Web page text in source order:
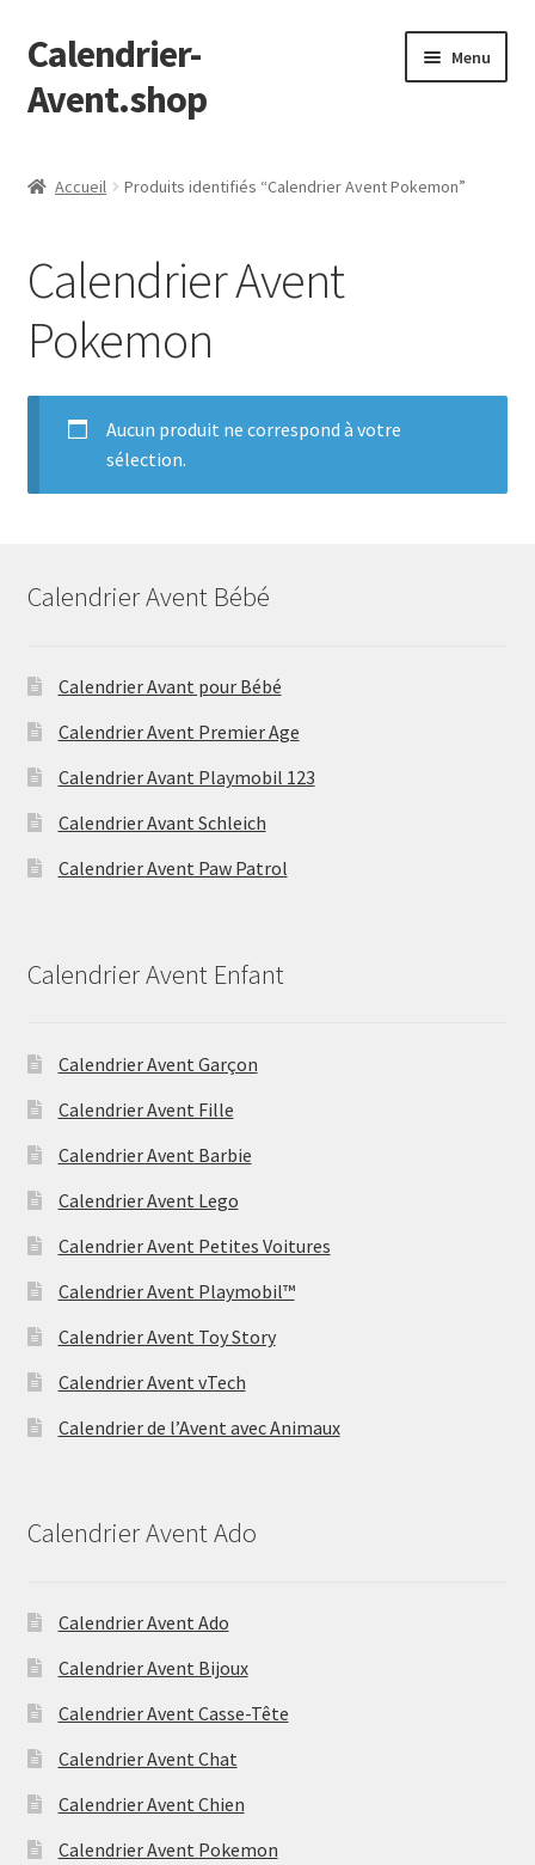
Aller
à
la
Aller
au
contenu
Calendrier-
Avent.shop
Menu
Mon compte
Page d’exemple
Panier
Validation de la commande
Accueil Produits identifiés “Calendrier Avent Pokemon”
Calendrier Avent
Pokemon
Aucun produit ne correspond à votre
sélection.
Calendrier Avent Bébé
Calendrier Avant pour Bébé
Calendrier Avent Premier Age
Calendrier Avant Playmobil 123
Calendrier Avant Schleich
Calendrier Avent Paw Patrol
Calendrier Avent Enfant
Calendrier Avent Garçon
Calendrier Avent Fille
Calendrier Avent Barbie
Calendrier Avent Lego
Calendrier Avent Petites Voitures
Calendrier Avent Playmobil™
Calendrier Avent Toy Story
Calendrier Avent vTech
Calendrier de l’Avent avec Animaux
Calendrier Avent Ado
Calendrier Avent Ado
Calendrier Avent Bijoux
Calendrier Avent Casse-Tête
Calendrier Avent Chat
Calendrier Avent Chien
Calendrier Avent Pokemon